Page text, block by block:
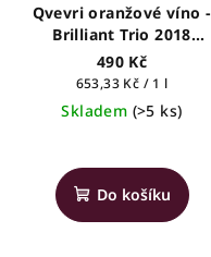
Qvevri oranžové víno -
Brilliant Trio 2018
(Krakhuna-Tsitska-
Tsolikouri) - Pearl of
0,75l
490 Kč
Měrná
cena:
653,33 Kč / 1 l
Skladem (>5 ks)
Do košíku